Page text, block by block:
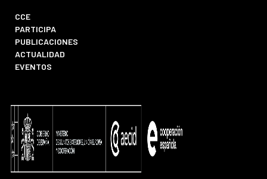
CCE
PARTICIPA
PUBLICACIONES
ACTUALIDAD
EVENTOS